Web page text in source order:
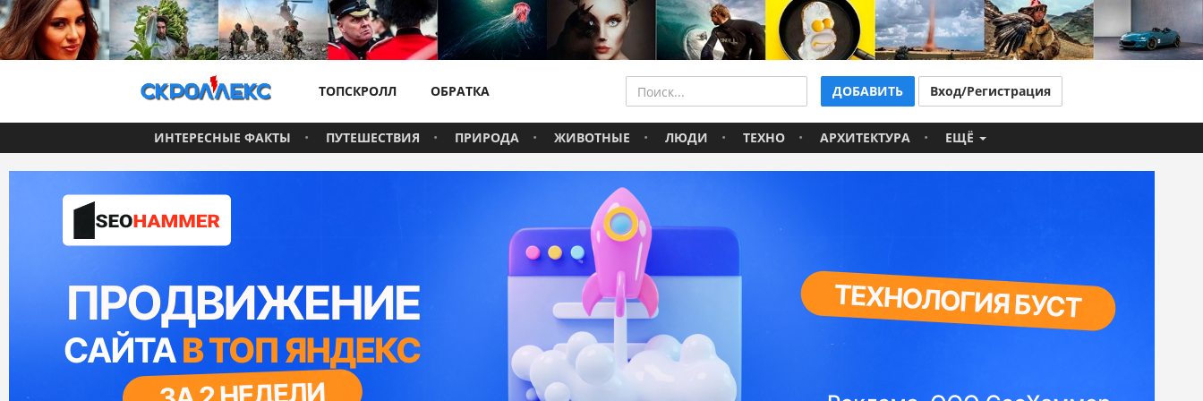
ДОБАВИТЬ Вход/Регистрация
ТОПСКРОЛЛ ОБРАТКА
ИНТЕРЕСНЫЕ ФАКТЫ ПУТЕШЕСТВИЯ ПРИРОДА ЖИВОТНЫЕ ЛЮДИ ТЕХНО АРХИТЕКТУРА ЕЩЁ